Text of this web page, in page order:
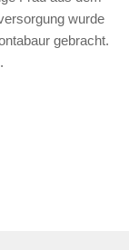
wurde
gebracht.